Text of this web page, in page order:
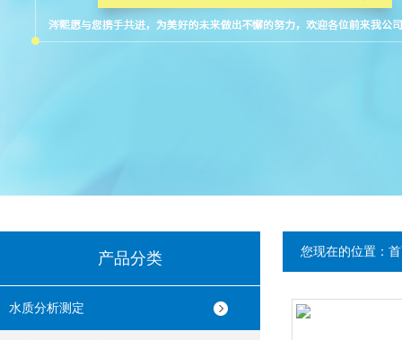
产品分类
水质分析测定
您现在的位置：